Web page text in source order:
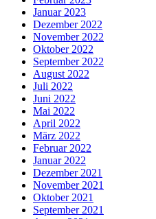
Januar 2023
Dezember 2022
November 2022
Oktober 2022
September 2022
August 2022
Juli 2022
Juni 2022
Mai 2022
April 2022
März 2022
Februar 2022
Januar 2022
Dezember 2021
November 2021
Oktober 2021
September 2021